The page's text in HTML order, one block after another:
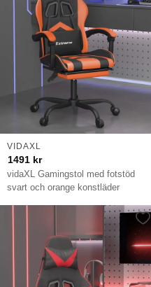
vidaXL Gamingstol med fotstöd
svart och orange konstläder
VIDAXL
1491 kr